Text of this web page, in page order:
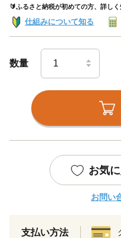
🔰ふるさと納税が初めての方、詳し
仕組みについて知る
数量
お気
お問い
支払い方法